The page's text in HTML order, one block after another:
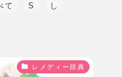
て S し
レメディー辞典